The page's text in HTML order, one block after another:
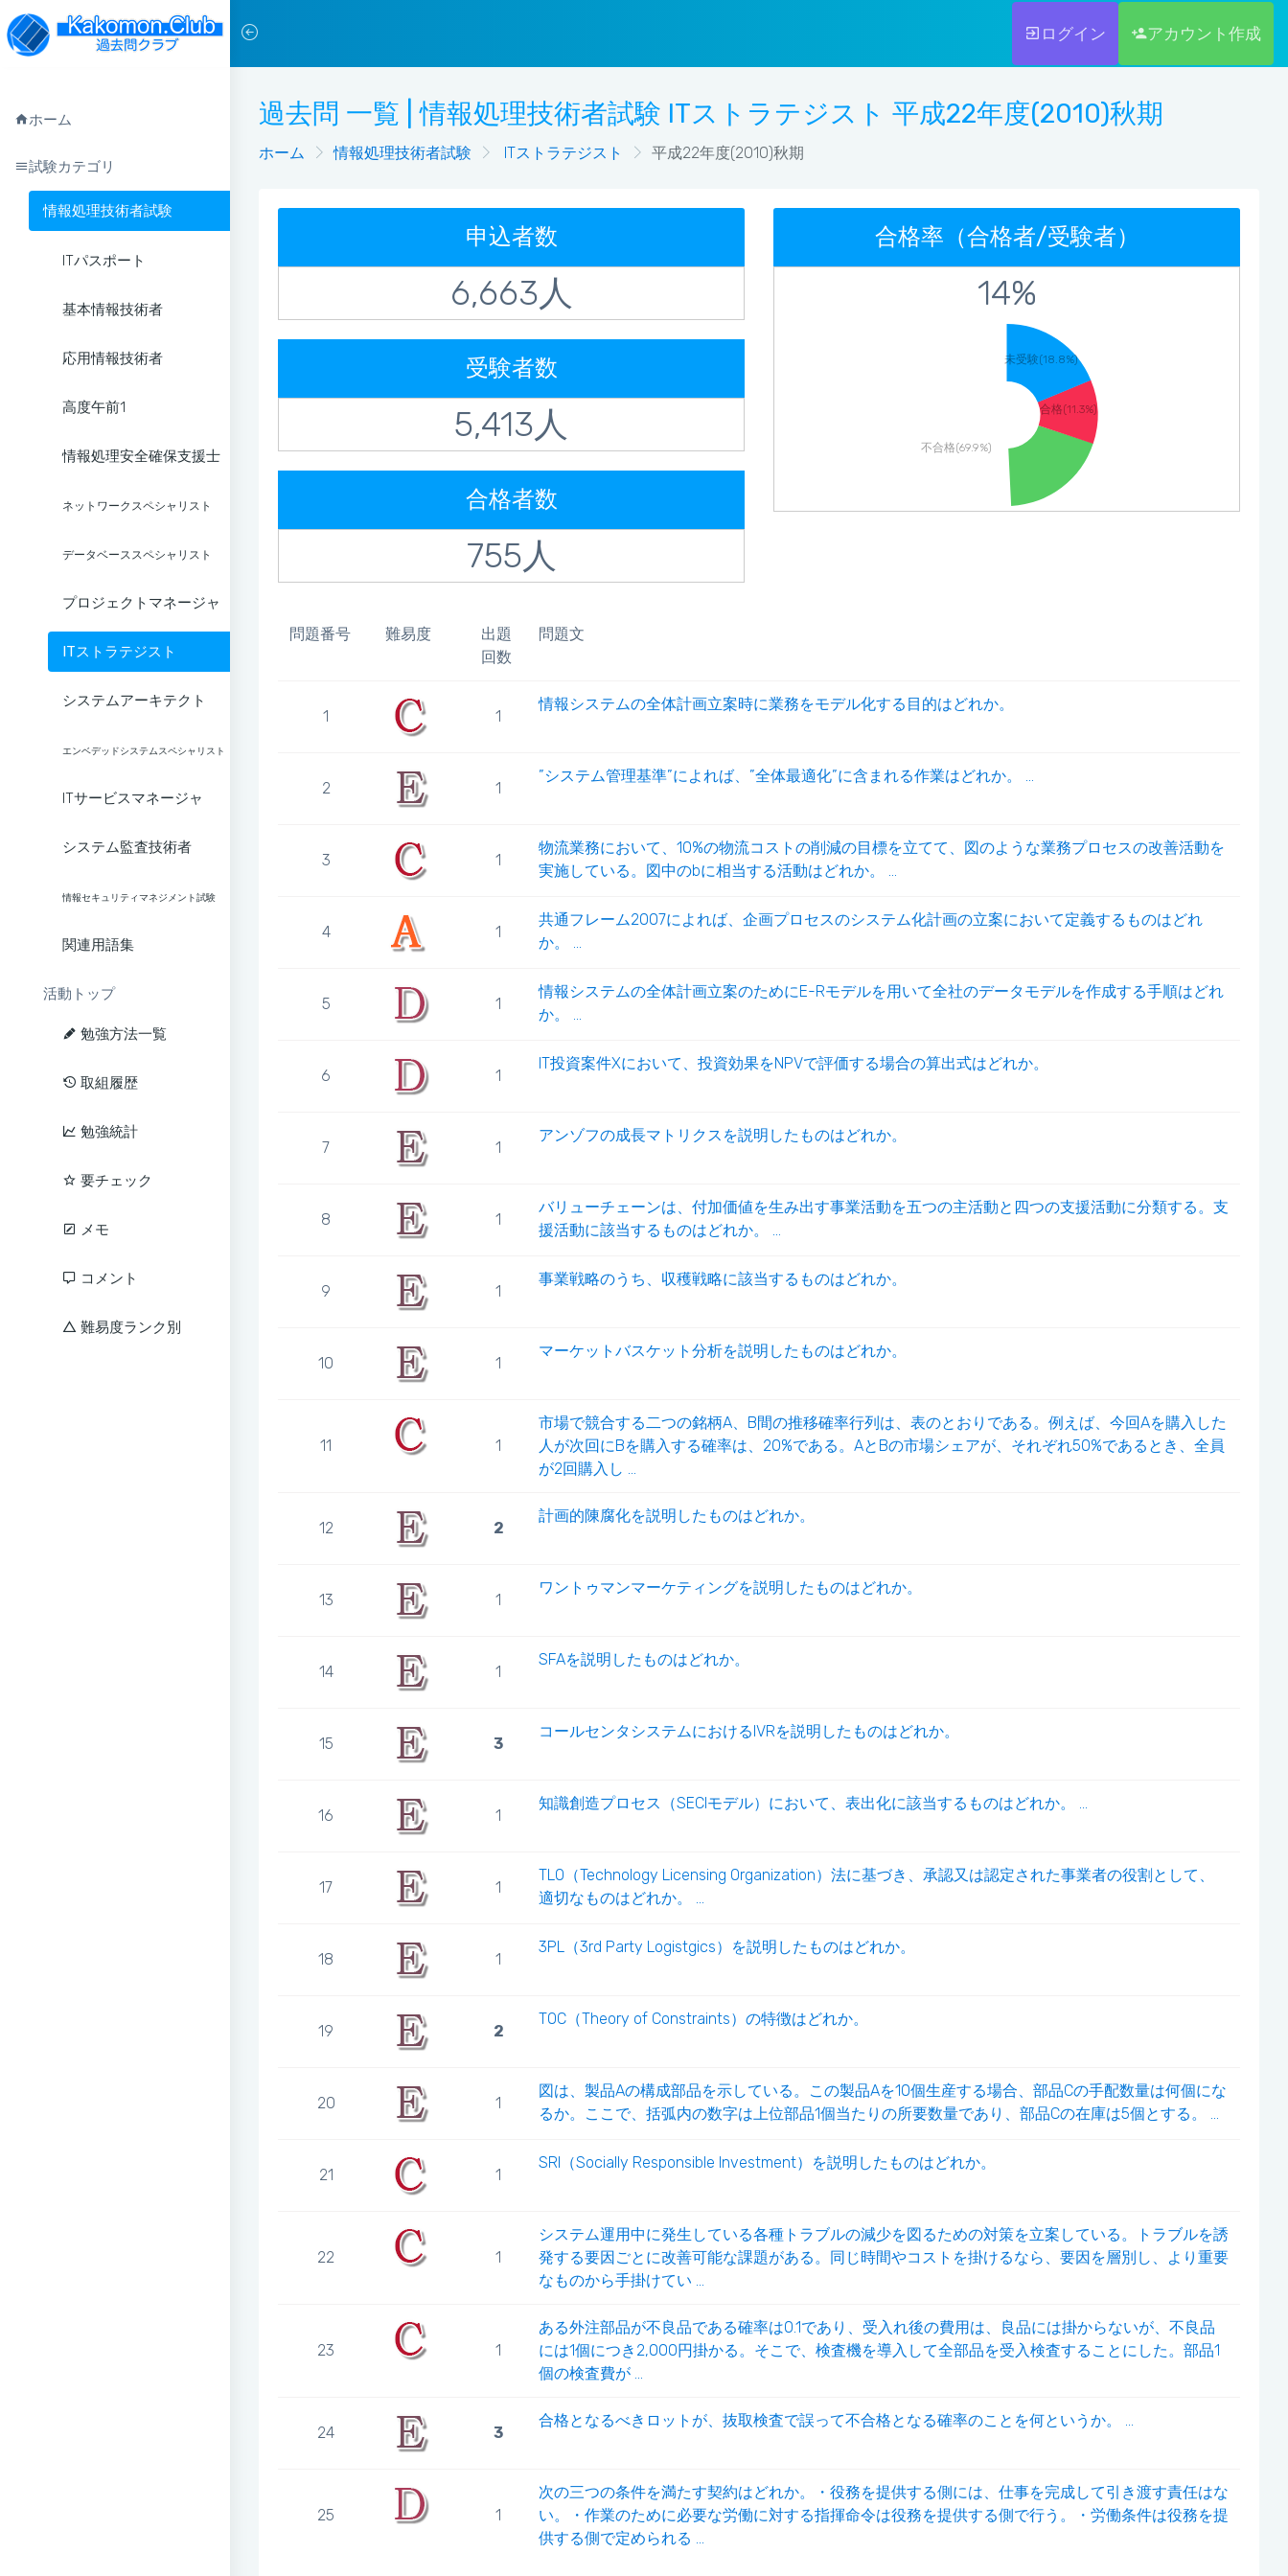
ログイン アカウント作成
ホーム
試験カテゴリ
情報処理技術者試験
ITパスポート
基本情報技術者
応用情報技術者
高度午前1
情報処理安全確保支援士
ネットワークスペシャリスト
データベーススペシャリスト
プロジェクトマネージャ
ITストラテジスト
システムアーキテクト
エンベデッドシステムスペシャリスト
ITサービスマネージャ
システム監査技術者
情報セキュリティマネジメント試験
関連用語集
活動トップ
勉強方法一覧
取組履歴
勉強統計
要チェック
メモ
コメント
難易度ランク別
過去問 一覧 | 情報処理技術者試験 ITストラテジスト 平成22年度(2010)秋期
ホーム 情報処理技術者試験 ITストラテジスト 平成22年度(2010)秋期
申込者数
6,663人
受験者数
5,413人
合格者数
755人
合格率（合格者/受験者）
14%
未受験(18.8%)
合格(11.3%)
不合格(69.9%)
問題番号 難易度
出題
回数
問題文
1 1
情報システムの全体計画立案時に業務をモデル化する目的はどれか。
2 1
”システム管理基準”によれば、”全体最適化”に含まれる作業はどれか。 ...
3 1
物流業務において、10%の物流コストの削減の目標を立てて、図のような業務プロセスの改善活動を
実施している。図中のbに相当する活動はどれか。 ...
4 1
共通フレーム2007によれば、企画プロセスのシステム化計画の立案において定義するものはどれ
か。 ...
5 1
情報システムの全体計画立案のためにE-Rモデルを用いて全社のデータモデルを作成する手順はどれ
か。 ...
6 1
IT投資案件Xにおいて、投資効果をNPVで評価する場合の算出式はどれか。
7 1
アンゾフの成長マトリクスを説明したものはどれか。
8 1
バリューチェーンは、付加価値を生み出す事業活動を五つの主活動と四つの支援活動に分類する。支
援活動に該当するものはどれか。 ...
9 1
事業戦略のうち、収穫戦略に該当するものはどれか。
10 1
マーケットバスケット分析を説明したものはどれか。
11 1
市場で競合する二つの銘柄A、B間の推移確率行列は、表のとおりである。例えば、今回Aを購入した
人が次回にBを購入する確率は、20%である。AとBの市場シェアが、それぞれ50%であるとき、全員
が2回購入し ...
12 2
計画的陳腐化を説明したものはどれか。
13 1
ワントゥマンマーケティングを説明したものはどれか。
14 1
SFAを説明したものはどれか。
15 3
コールセンタシステムにおけるIVRを説明したものはどれか。
16 1
知識創造プロセス（SECIモデル）において、表出化に該当するものはどれか。 ...
17 1
TLO（Technology Licensing Organization）法に基づき、承認又は認定された事業者の役割として、
適切なものはどれか。 ...
18 1
3PL（3rd Party Logistgics）を説明したものはどれか。
19 2
TOC（Theory of Constraints）の特徴はどれか。
20 1
図は、製品Aの構成部品を示している。この製品Aを10個生産する場合、部品Cの手配数量は何個にな
るか。ここで、括弧内の数字は上位部品1個当たりの所要数量であり、部品Cの在庫は5個とする。 ...
21 1
SRI（Socially Responsible Investment）を説明したものはどれか。
22 1
システム運用中に発生している各種トラブルの減少を図るための対策を立案している。トラブルを誘
発する要因ごとに改善可能な課題がある。同じ時間やコストを掛けるなら、要因を層別し、より重要
なものから手掛けてい ...
23 1
ある外注部品が不良品である確率は0.1であり、受入れ後の費用は、良品には掛からないが、不良品
には1個につき2,000円掛かる。そこで、検査機を導入して全部品を受入検査することにした。部品1
個の検査費が ...
24 3
合格となるべきロットが、抜取検査で誤って不合格となる確率のことを何というか。 ...
25 1
次の三つの条件を満たす契約はどれか。・役務を提供する側には、仕事を完成して引き渡す責任はな
い。・作業のために必要な労働に対する指揮命令は役務を提供する側で行う。・労働条件は役務を提
供する側で定められる ...